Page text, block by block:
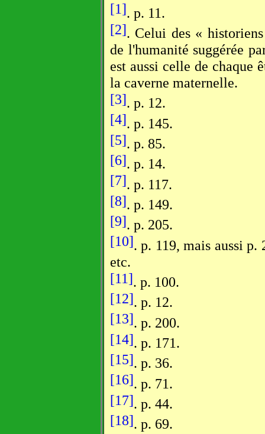
[1]. p. 11.
[2]. Celui des «
de l'humanité suggérée
est aussi celle de chaque
la caverne maternelle.
[3]. p. 12.
[4]. p. 145.
[5]. p. 85.
[6]. p. 14.
[7]. p. 117.
[8]. p. 149.
[9]. p. 205.
[10]. p. 119, mais aussi
etc.
[11]. p. 100.
[12]. p. 12.
[13]. p. 200.
[14]. p. 171.
[15]. p. 36.
[16]. p. 71.
[17]. p. 44.
[18]. p. 69.